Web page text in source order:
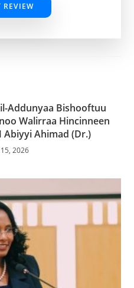
REVIEW
Addunyaa Bishooftuu
Walirraa Hincinneen
Abiyyi Ahimad (Dr.)
15, 2026